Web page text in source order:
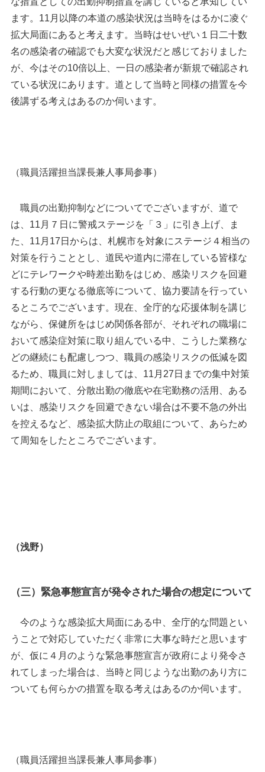
ます。 11 月以降の本道の感染状況は当時をはるかに凌ぐ
拡大局面にあると考えます。当時はせいぜい１日二十数
名の感染者の確認でも大変な状況だと感じておりました
が、今はその10倍以上、一日の感染者が新規で確認され
ている状況にあります。道として当時と同様の措置を今
後講ずる考えはあるのか伺います。
（職員活躍担当課長兼人事局参事）
職員の出勤抑制などについてでございますが、道で
は、 11 月７日に警戒ステージを「３」に引き上げ、ま
た、 11 月 17 日からは、札幌市を対象にステージ４相当の
対策を行うこととし、道民や道内に滞在している皆様な
どにテレワークや時差出勤をはじめ、感染リスクを回避
する行動の更なる徹底等について、協力要請を行ってい
るところでございます。現在、全庁的な応援体制を講じ
ながら、保健所をはじめ関係各部が、それぞれの職場に
おいて感染症対策に取り組んでいる中、こうした業務な
どの継続にも配慮しつつ、職員の感染リスクの低減を図
るため、職員に対しましては、 11 月 27 日までの集中対策
期間において、分散出勤の徹底や在宅勤務の活用、ある
いは、感染リスクを回避できない場合は不要不急の外出
を控えるなど、感染拡大防止の取組について、あらため
て周知をしたところでございます。
（浅野）
（三）緊急事態宣言が発令された場合の想定について
今のような感染拡大局面にある中、全庁的な問題とい
うことで対応していただく非常に大事な時だと思います
が、仮に４月のような緊急事態宣言が政府により発令さ
れてしまった場合は、当時と同じような出勤のあり方に
ついても何らかの措置を取る考えはあるのか伺います。
（職員活躍担当課長兼人事局参事）